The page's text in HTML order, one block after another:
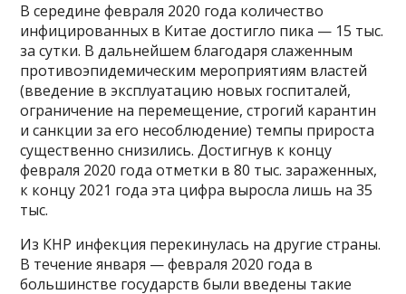
В середине февраля 2020 года количество
инфицированных в Китае достигло пика — 15 тыс.
за сутки. В дальнейшем благодаря слаженным
противоэпидемическим мероприятиям властей
(введение в эксплуатацию новых госпиталей,
ограничение на перемещение, строгий карантин
и санкции за его несоблюдение) темпы прироста
существенно снизились. Достигнув к концу
февраля 2020 года отметки в 80 тыс. зараженных,
к концу 2021 года эта цифра выросла лишь на 35
тыс.
Из КНР инфекция перекинулась на другие страны.
В течение января — февраля 2020 года в
большинстве государств были введены такие